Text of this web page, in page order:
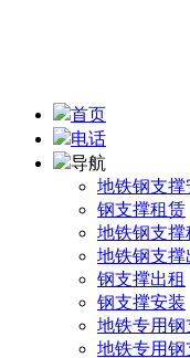
首页
电话
导航
地铁钢支撑
钢支撑租赁
地铁钢支撑
地铁钢支撑
钢支撑出租
钢支撑安装
地铁专用钢
地铁专用钢